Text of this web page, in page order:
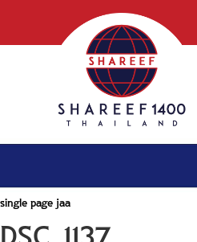
single page jaa